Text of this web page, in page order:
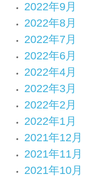
2022年9月
2022年8月
2022年7月
2022年6月
2022年4月
2022年3月
2022年2月
2022年1月
2021年12月
2021年11月
2021年10月